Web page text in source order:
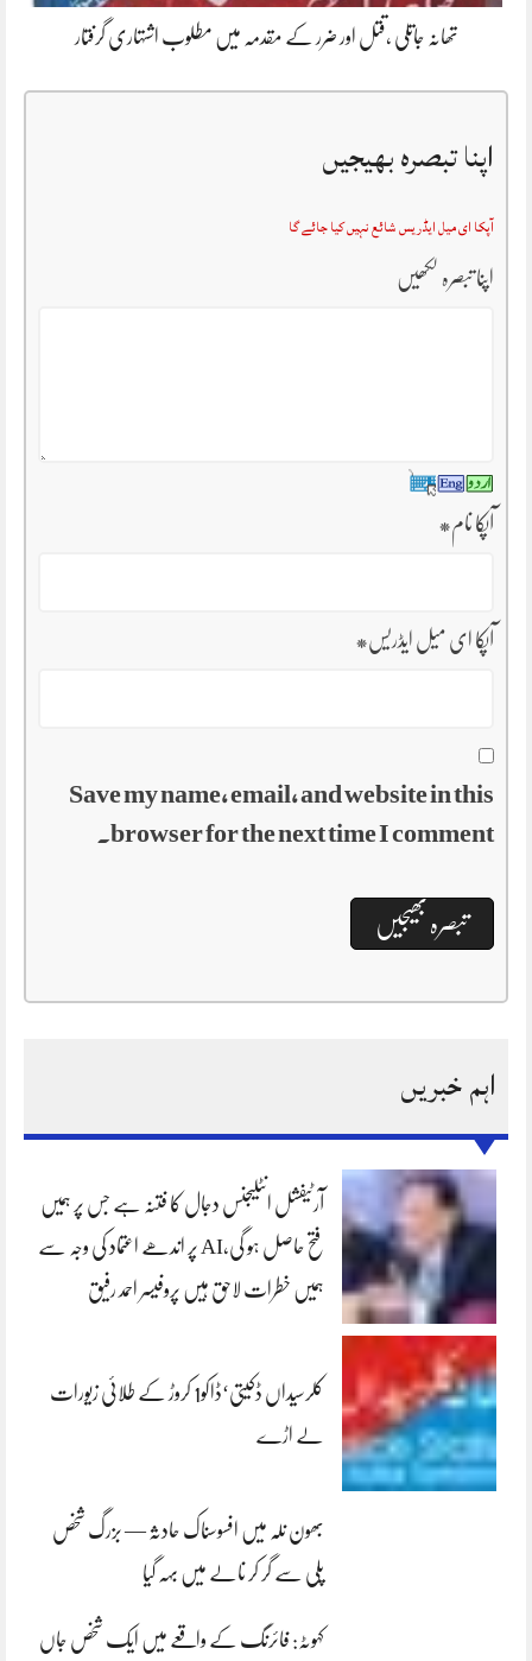
تھانہ جاتلی ،قتل اور ضرر کے مقدمہ میں مطلوب اشتہاری گرفتار
اپنا تبصرہ بھیجیں
آپکا ای میل ایڈریس شائع نہیں کیا جائے گا
اپنا تبصرہ لکھیں
آپکا نام*
آپکا ای میل ایڈریس*
Save my name, email, and website in this
browser for the next time I comment.
اہم خبریں
آرٹیفشل انٹلیجنس دجال کا فتنہ ہے جس پر ہمیں
فتح حاصل ہو گی،AI پر اندھے اعتماد کی وجہ سے
ہمیں خطرات لاحق ہیں پروفیسر احمد رفیق
کلرسیداں ڈکیتی‘ڈاکو1 کروڑ کے طلائی زیورات
لے اڑے
بھون نلہ میں افسوسناک حادثہ — بزرگ شخص
پلی سے گر کر نالے میں بہہ گیا
کہوٹہ: فائرنگ کے واقعے میں ایک شخص جاں